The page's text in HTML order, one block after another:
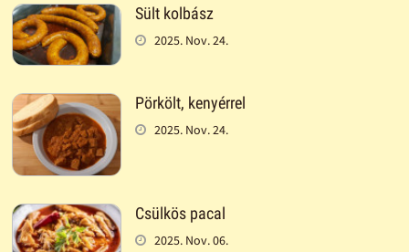
Sült kolbász
2025. Nov. 24.
Pörkölt, kenyérrel
2025. Nov. 24.
Csülkös pacal
2025. Nov. 06.